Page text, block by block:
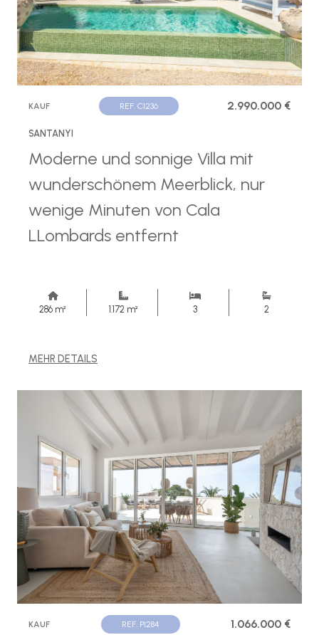
KAUF REF. C1236 2.990.000 €
SANTANYI
Moderne und sonnige Villa mit
wunderschönem Meerblick, nur
wenige Minuten von Cala
LLombards entfernt
286 m² 1.172 m² 3 2
MEHR DETAILS
KAUF REF. P1284 1.066.000 €